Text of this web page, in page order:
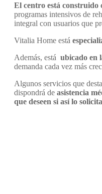
El centro está construido
programas intensivos de
integral con usuarios que
Vitalia Home está
Además, está ubicado en
demanda cada vez más
Algunos servicios que
dispondrá de asistencia
que deseen si así lo